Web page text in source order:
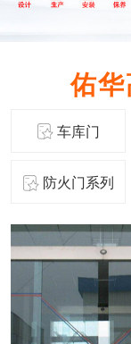
车库门
防火门系列